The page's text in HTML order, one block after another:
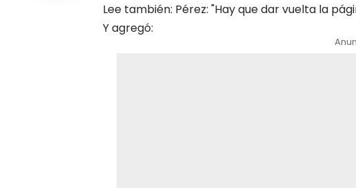
Lee también: Pérez: "Hay que dar vuelta la
Y agregó: